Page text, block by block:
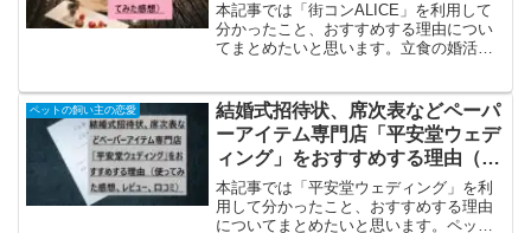
本記事では「街コンALICE」を利用して
分かったこと、おすすめする理由につい
てまとめたいと思います。立食の婚活パ
ある恋人を見つけたいという方におすす
めです。「街コンAL...
ペットの飼い主の恋愛
結婚式招待状、席次表などペーパ
ーアイテム専門店「平安堂ウェデ
ィング」をおすすめする理由（使
ってみた感想、レビュー、口コ
ミ）
本記事では「平安堂ウェディング」を利
用して分かったこと、おすすめする理由
についてまとめたいと思います。ペット